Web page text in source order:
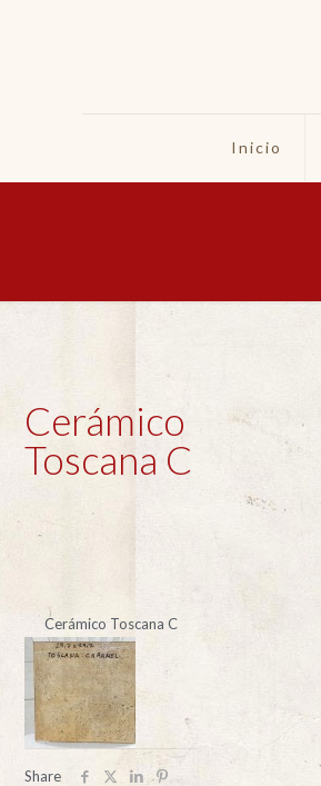
Inicio
Cerámico
Toscana C
Cerámico Toscana C
Share